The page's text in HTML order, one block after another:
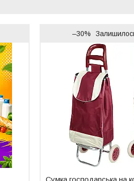
–30%
Сумка господарська на